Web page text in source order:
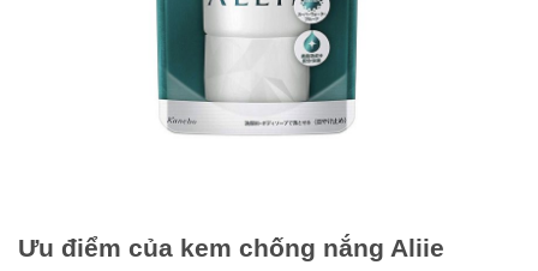
Ưu điểm của kem chống nắng Aliie